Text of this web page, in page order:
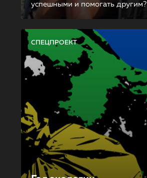
успешными и помогать другим?
СПЕЦПРОЕКТ